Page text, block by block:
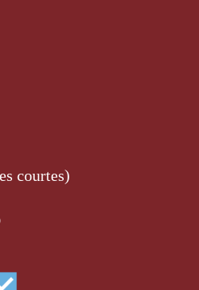
courtes)